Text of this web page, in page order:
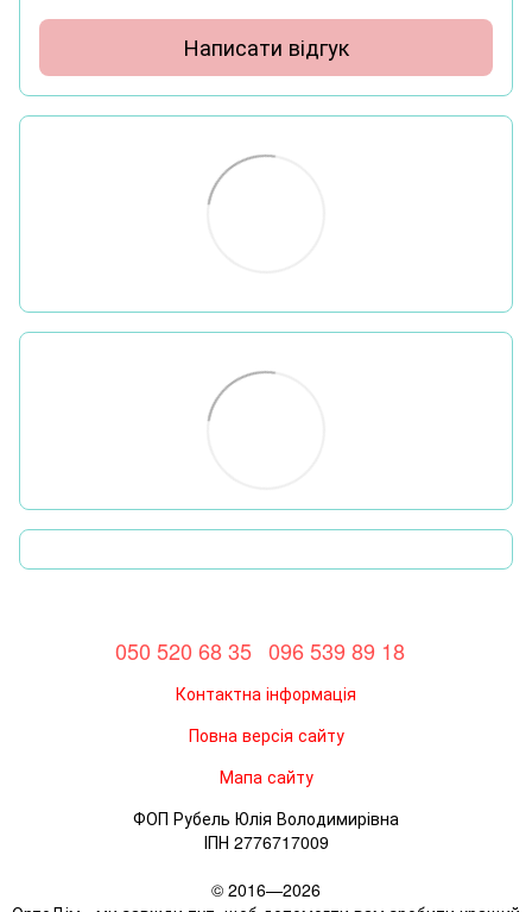
Написати відгук
050 520 68 35 096 539 89 18
Контактна інформація
Повна версія сайту
Мапа сайту
ФОП Рубель Юлія Володимирівна
ІПН 2776717009
© 2016—2026